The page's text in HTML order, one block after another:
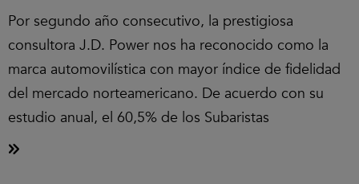
Por segundo año consecutivo, la prestigiosa
consultora J.D. Power nos ha reconocido como la
marca automovilística con mayor índice de fidelidad
del mercado norteamericano. De acuerdo con su
estudio anual, el 60,5% de los Subaristas